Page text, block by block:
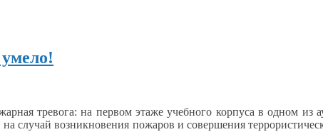
тревога:на первомэтаже учебного корпуса в одном из
на случай возникновения пожаров и совершения